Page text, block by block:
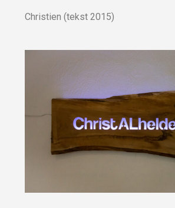
Christien (tekst 2015)